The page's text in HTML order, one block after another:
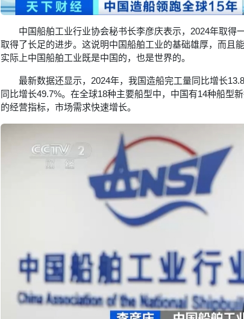
中国船舶工业行业协会秘书长李彦庆表示，2024年取
取得了长足的进步。这说明中国船舶工业的基础雄厚，而且
实际上中国船舶工业既是中国的，也是世界的。
最新数据还显示，2024年，我国造船完工量同比增长
同比增长49.7%。在全球18种主要船型中，中国有14种船型
的经营指标，市场需求快速增长。